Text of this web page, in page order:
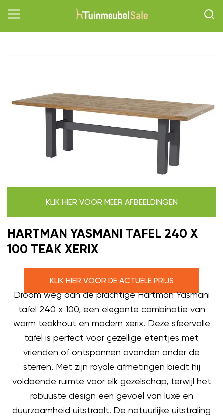
KLIK HIER VOOR MEER AFBEELDINGEN
HARTMAN YASMANI TAFEL 240 X
100 TEAK XERIX
KLIK HIER VOOR DE ACTUELE PRIJS
Droom weg aan de prachtige Hartman Yasmani
tafel 240 x 100, een elegante combinatie van
warm teakhout en modern xerix. Deze sfeervolle
tafel is perfect voor gezellige etentjes met
vrienden of ontspannen avonden onder de
sterren. Met zijn royale afmetingen biedt hij
voldoende ruimte voor elk gezelschap, terwijl het
robuuste design een gevoel van luxe en
duurzaamheid uitstraalt. De natuurlijke uitstraling